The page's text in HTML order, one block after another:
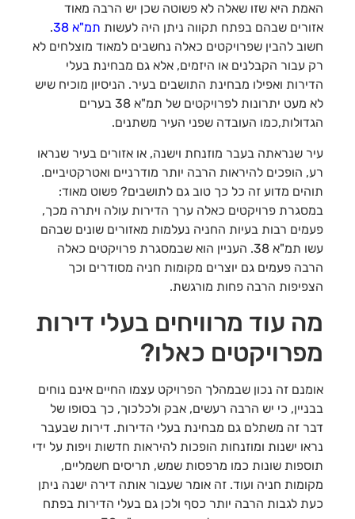
האמת היא שזו שאלה לא פשוטה שכן יש הרבה מאוד
אזורים שבהם בפתח תקווה ניתן היה לעשות תמ"א 38
.
חשוב להבין שפרויקטים כאלה נחשבים למאוד מוצלחים לא
רק עבור הקבלנים או היזמים, אלא גם מבחינת בעלי
הדירות ואפילו מבחינת התושבים בעיר. הניסיון מוכיח שיש
לא מעט יתרונות לפרויקטים של תמ"א 38 בערים
הגדולות,כמו העובדה שפני העיר משתנים.
עיר שנראתה בעבר מוזנחת וישנה, או אזורים בעיר שנראו
רע, הופכים להיראות הרבה יותר מודרניים ואטרקטיביים.
תוהים מדוע זה כל כך טוב גם לתושבים? פשוט מאוד:
במסגרת פרויקטים כאלה ערך הדירות עולה ויתרה מכך,
פעמים רבות בעיות החניה נעלמות מאזורים שונים שבהם
עשו תמ"א 38. העניין הוא שבמסגרת פרויקטים כאלה
הרבה פעמים גם יוצרים מקומות חניה מסודרים וכך
הצפיפות הרבה פחות מורגשת.
מה עוד מרוויחים בעלי דירות
מפרויקטים כאלו?
אומנם זה נכון שבמהלך הפרויקט עצמו החיים אינם נוחים
בבניין, כי יש הרבה רעשים, אבק ולכלכוך, כך בסופו של
דבר זה משתלם גם מבחינת בעלי הדירות. דירות שבעבר
נראו ישנות ומוזנחות הופכות להיראות חדשות ויפות על ידי
תוספות שונות כמו מרפסות שמש, תריסים חשמליים,
מקומות חניה ועוד. זה אומר שעבור אותה דירה ישנה ניתן
כעת לגבות הרבה יותר כסף ולכן גם בעלי הדירות בפתח